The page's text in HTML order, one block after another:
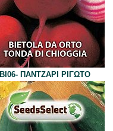
BI06- ΠΑΝΤΖΑΡΙ ΡΙΓΩΤΟ